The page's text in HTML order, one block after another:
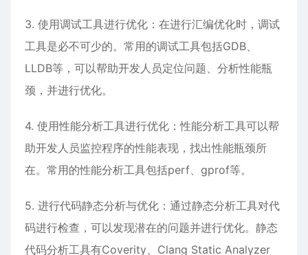
3. 使用调试工具进行优化：在进行汇编优化时，调试
工具是必不可少的。常用的调试工具包括GDB、
LLDB等，可以帮助开发人员定位问题、分析性能瓶
颈，并进行优化。
4. 使用性能分析工具进行优化：性能分析工具可以帮
助开发人员监控程序的性能表现，找出性能瓶颈所
在。常用的性能分析工具包括perf、gprof等。
5. 进行代码静态分析与优化：通过静态分析工具对代
码进行检查，可以发现潜在的问题并进行优化。静态
代码分析工具有Coverity、Clang Static Analyzer